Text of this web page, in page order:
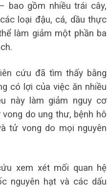
bao gồm nhiều trái cây,
loại đậu, cá, dầu thực
làm giảm một phần ba
cứu đã tìm thấy bằng
có lợi của việc ăn nhiều
này làm giảm nguy cơ
do ung thư, bệnh hô
tử vong do mọi nguyên
xem xét mối quan hệ
nguyên hạt và các dấu